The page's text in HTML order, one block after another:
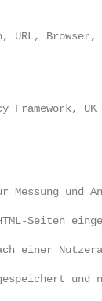
Browser,
UK
Messung
Seiten
einer